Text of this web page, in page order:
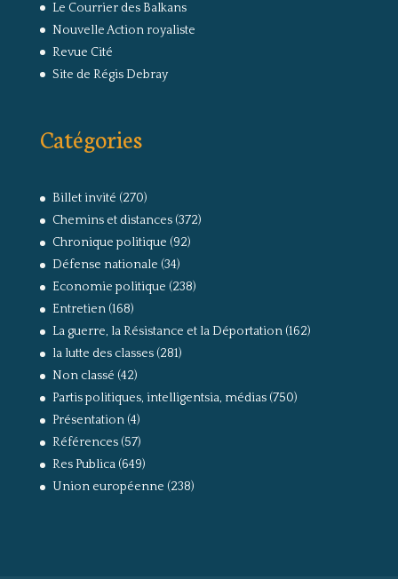
Le Courrier des Balkans
Nouvelle Action royaliste
Revue Cité
Site de Régis Debray
Catégories
Billet invité (270)
Chemins et distances(372)
Chronique politique (92)
Défense nationale (34)
Economie politique (238)
Entretien(168)
La guerre, la Résistance et la Déportation(162)
la lutte des classes(281)
Non classé (42)
Partis politiques, intelligentsia, médias(750)
Présentation(4)
Références(57)
Res Publica(649)
Union européenne (238)